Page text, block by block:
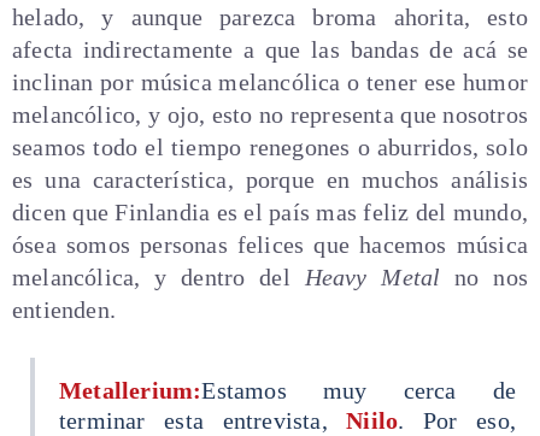
helado, y aunque parezca broma ahorita, esto
afecta indirectamente a que las bandas de acá se
inclinan por música melancólica o tener ese humor
melancólico, y ojo, esto no representa que nosotros
seamos todo el tiempo renegones o aburridos, solo
es una característica, porque en muchos análisis
dicen que Finlandia es el país mas feliz del mundo,
ósea somos personas felices que hacemos música
melancólica, y dentro del Heavy Metal no nos
entienden.
Metallerium:Estamos muy cerca de
terminar esta entrevista,Niilo. Por eso,